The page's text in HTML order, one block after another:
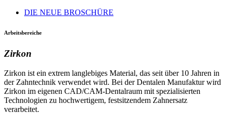
DIE NEUE BROSCHÜRE
Arbeitsbereiche
Zirkon
Zirkon ist ein extrem langlebiges Material, das seit über 10 Jahren in
der Zahntechnik verwendet wird. Bei der Dentalen Manufaktur wird
Zirkon im eigenen CAD/CAM-Dentalraum mit spezialisierten
Technologien zu hochwertigem, festsitzendem Zahnersatz
verarbeitet.